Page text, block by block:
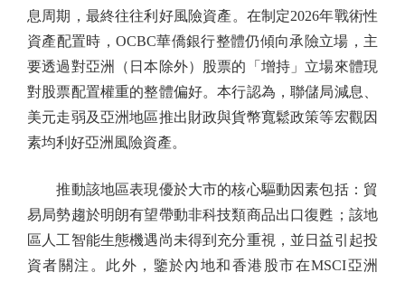
息周期，最終往往利好風險資產。在制定2026年戰術性
資產配置時，OCBC華僑銀行整體仍傾向承險立場，主
要透過對亞洲（日本除外）股票的「增持」立場來體現
對股票配置權重的整體偏好。本行認為，聯儲局減息、
美元走弱及亞洲地區推出財政與貨幣寬鬆政策等宏觀因
素均利好亞洲風險資產。
推動該地區表現優於大市的核心驅動因素包括：貿
易局勢趨於明朗有望帶動非科技類商品出口復甦；該地
區人工智能生態機遇尚未得到充分重視，並日益引起投
資者關注。此外，鑒於內地和香港股市在MSCI亞洲